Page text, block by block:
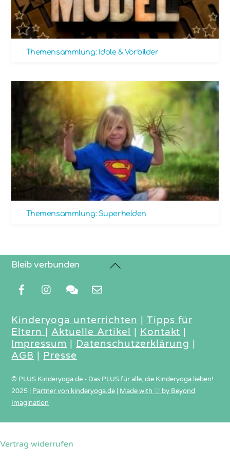
Themensammlung: Idole & Vorbilder
Themensammlung: Superhelden
Back
Bleib verbunden
Kinderyoga unterrichten | Tipps für
Eltern | Aktuelle Artikel | Kontakt |
Impressum | Datenschutzerklärung |
AGB | Presse
© PLUS.Kinderyoga.de - Das PLUS für alle, die Kinderyoga lieben!
2025
Partner von kinderyoga.de
Made with ♡ by Beyond
Imagination
Vertrag widerrufen